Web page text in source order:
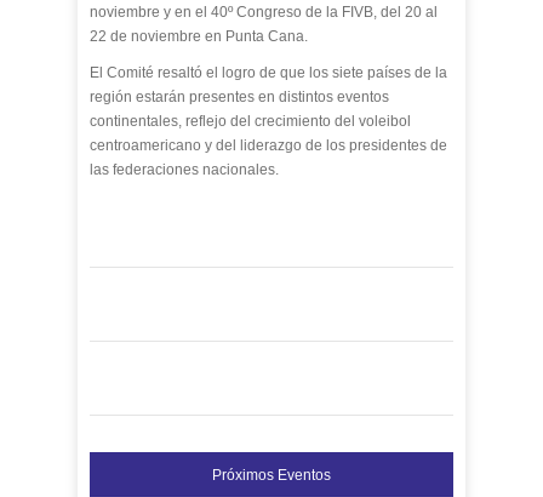
noviembre y en el 40º Congreso de la FIVB, del 20 al
22 de noviembre en Punta Cana.
El Comité resaltó el logro de que los siete países de la
región estarán presentes en distintos eventos
continentales, reflejo del crecimiento del voleibol
centroamericano y del liderazgo de los presidentes de
las federaciones nacionales.
Próximos Eventos